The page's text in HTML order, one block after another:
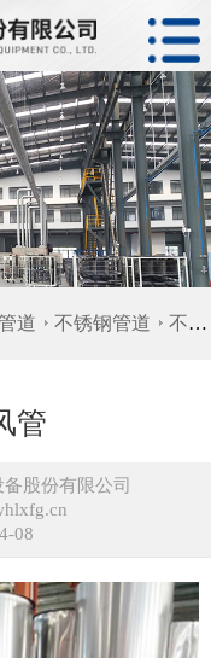
道 不锈钢管道 不锈钢焊接风管
管
股份有限公司
08